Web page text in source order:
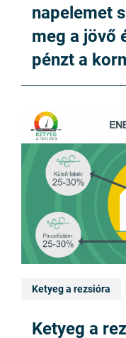
napelemet
meg a jövő
pénzt a
Ketyeg a rezsióra
Ketyeg a